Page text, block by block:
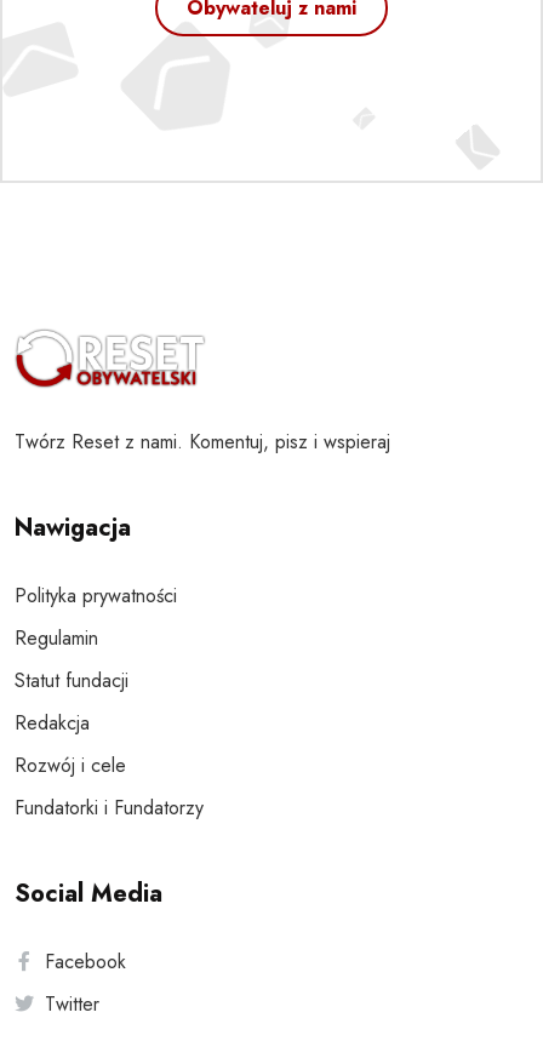
Obywateluj z nami
Twórz Reset z nami. Komentuj, pisz i wspieraj
Nawigacja
Polityka prywatności
Regulamin
Statut fundacji
Redakcja
Rozwój i cele
Fundatorki i Fundatorzy
Social Media
Facebook
Twitter